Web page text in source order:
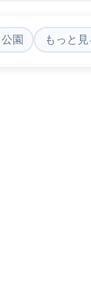
公園 もっと見